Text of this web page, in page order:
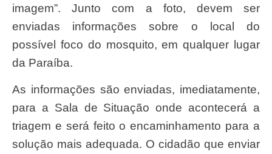
imagem”. Junto com a foto, devem ser
enviadas informações sobre o local do
possível foco do mosquito, em qualquer lugar
da Paraíba.
As informações são enviadas, imediatamente,
para a Sala de Situação onde acontecerá a
triagem e será feito o encaminhamento para a
solução mais adequada. O cidadão que enviar